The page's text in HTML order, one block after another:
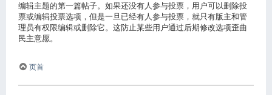
编辑主题的第一篇帖子。如果还没有人参与投票，用户可以删除投
票或编辑投票选项，但是一旦已经有人参与投票，就只有版主和管
理员有权限编辑或删除它。这防止某些用户通过后期修改选项歪曲
民主意愿。
页首